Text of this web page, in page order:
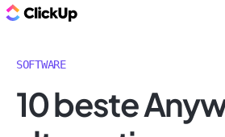
SOFTWARE
10 beste